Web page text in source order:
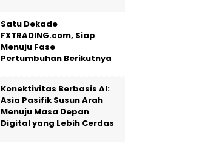
Satu Dekade
FXTRADING.com, Siap
Menuju Fase
Pertumbuhan Berikutnya
Konektivitas Berbasis AI:
Asia Pasifik Susun Arah
Menuju Masa Depan
Digital yang Lebih Cerdas